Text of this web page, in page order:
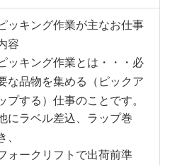
ッキング作業が主なお仕事
容
ッキング作業とは・・・必
な品物を集める（ピックア
プする）仕事のことです。
にラベル差込、ラップ巻
、
ォークリフトで出荷前準